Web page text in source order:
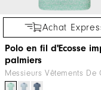
Achat
Polo en fil d'Ecosse
palmiers
Messieurs Vêtements De